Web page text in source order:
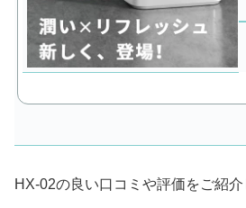
HX-02の良い口コミや評価をご紹介